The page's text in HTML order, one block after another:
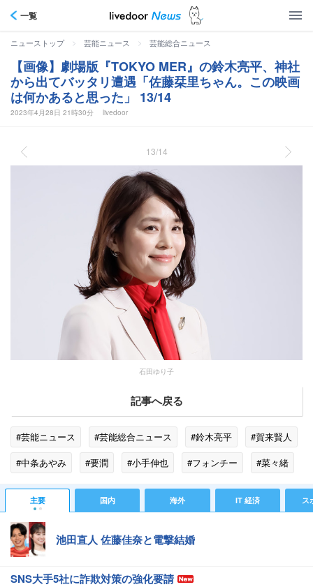
一覧
ニューストップ > 芸能ニュース > 芸能総合ニュース
【画像】劇場版『TOKYO MER』の鈴木亮平、神社
から出てバッタリ遭遇「佐藤栞里ちゃん。この映画
は何かあると思った」 13/14
2023年4月28日 21時30分 livedoor
13/14
石田ゆり子
記事へ戻る
#芸能ニュース #芸能総合ニュース #鈴木亮平
#賀来賢人
#中条あやみ
#要潤 #小手伸也 #フォンチー
#菜々緒
#仲里依紗
#石田ゆり子
主要 国内 海外 IT 経済 ス
池田直人 佐藤佳奈と電撃結婚
SNS大手5社に詐欺対策の強化要請